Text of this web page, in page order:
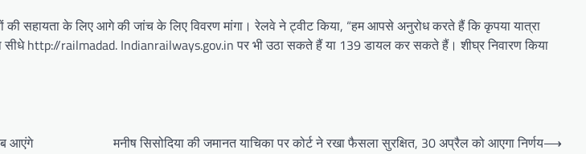
की सहायता के लिए आगे की जांच के लिए विवरण मांगा। रेलवे ने ट्वीट किया, “हम आपसे अनुरोध करते हैं कि कृपया यात्रा
http://railmadad. Indianrailways.gov.in पर भी उठा सकते हैं या 139 डायल कर सकते हैं। शीघ्र निवारण किया
आएंगे
मनीष सिसोदिया की जमानत याचिका पर कोर्ट ने रखा फैसला सुरक्षित, 30 अप्रैल को आएगा निर्णय⟶